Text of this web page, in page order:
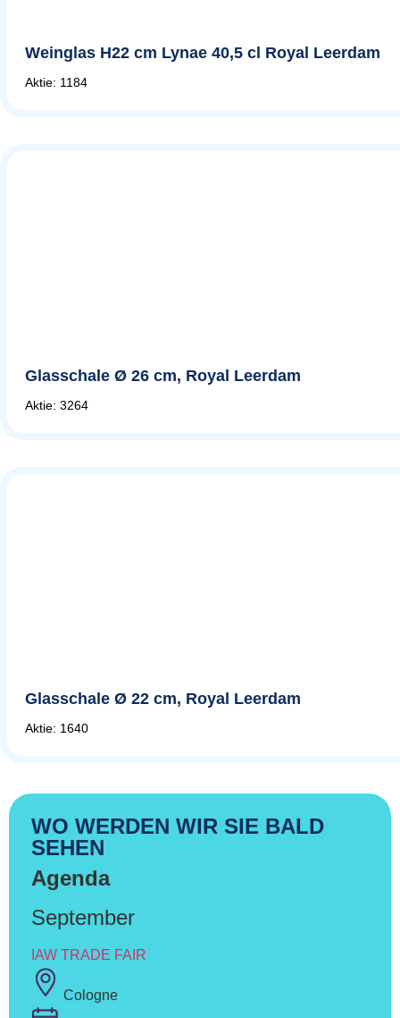
Weinglas H22 cm Lynae 40,5 cl Royal Leerdam
Aktie: 1184
Glasschale Ø 26 cm, Royal Leerdam
Aktie: 3264
Glasschale Ø 22 cm, Royal Leerdam
Aktie: 1640
WO WERDEN WIR SIE BALD
SEHEN
Agenda
September
IAW TRADE FAIR
Cologne